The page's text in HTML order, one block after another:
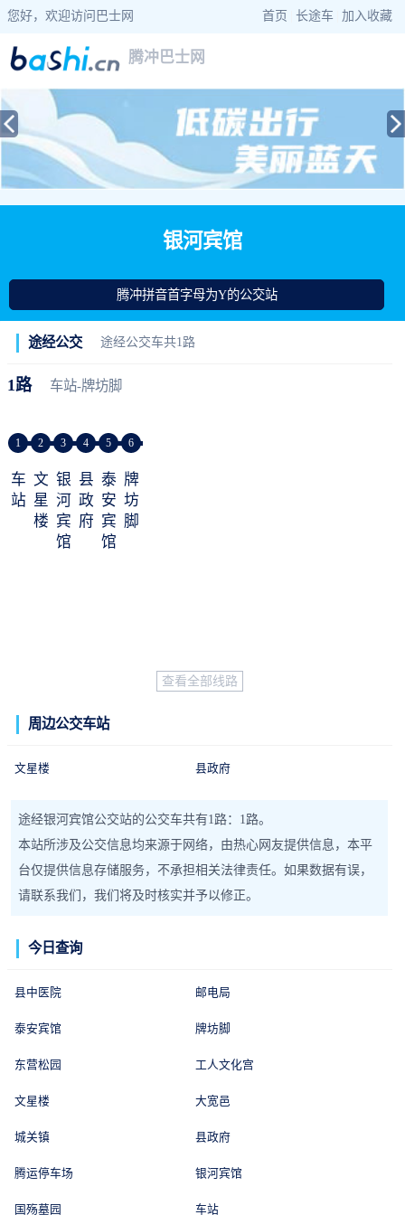
您好，欢迎访问巴士网 首页 长途车 加入收藏
腾冲巴士网
当前位置： 巴士网> 云南巴士>腾冲公交> 银河宾馆公交站查询
银河宾馆
腾冲拼音首字母为Y的公交站
途经公交 途经公交车共1路
1路 车站-牌坊脚
1
车
站
2
文
星
楼
3
银
河
宾
馆
4
县
政
府
5
泰
安
宾
馆
6
牌
坊
脚
查看全部线路
周边公交车站
文星楼 县政府
途经银河宾馆公交站的公交车共有1路：1路。
本站所涉及公交信息均来源于网络，由热心网友提供信息，本平
台仅提供信息存储服务，不承担相关法律责任。如果数据有误，
请联系我们，我们将及时核实并予以修正。
今日查询
县中医院 邮电局
泰安宾馆 牌坊脚
东营松园 工人文化宫
文星楼 大宽邑
城关镇 县政府
腾运停车场 银河宾馆
国殇墓园 车站